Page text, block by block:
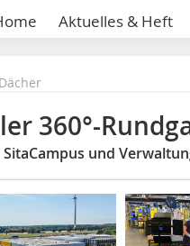
Aktuelles & Heft
360°-
und